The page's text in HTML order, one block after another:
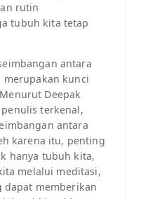
rutin
tubuh kita tetap
antara
kunci
Deepak
terkenal,
antara
karena itu, penting
hanya tubuh kita,
melalui meditasi,
dapat memberikan